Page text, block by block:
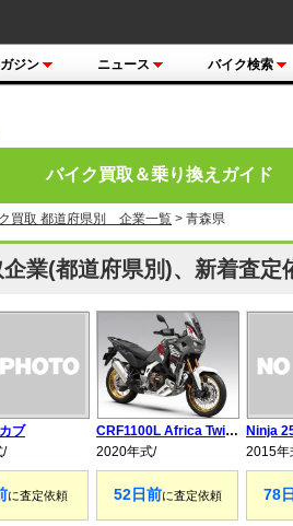
ジン ニュース バイク検索
バイク買取＆乗り換えガイド
買取 都道府県別 企業一覧 > 青森県
業(都道府県別)、新着査定
ブ
/
に査定依頼
CRF1100L Africa Twin Adventure Sports/ES｜CRF1100Lアフリカツイン アドベンチャースポーツ/ES
2020年式/
52日前に査定依頼
Ninja
2015年
78